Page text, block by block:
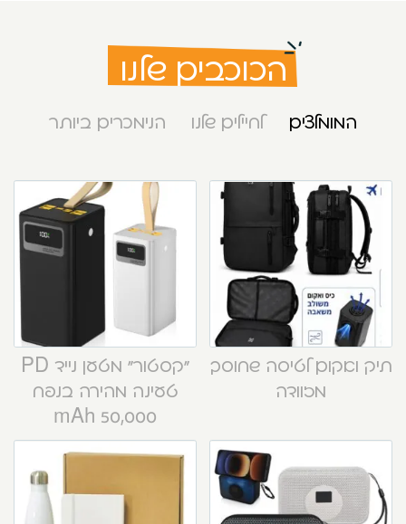
הכוכבים שלנו
המומלצים לחיילים שלנו הנימכרים ביותר
תיק ואקום לטיסה שחוסך
מזוודה
“קסטור” מטען נייד PD
טעינה מהירה בנפח
50,000 mAh